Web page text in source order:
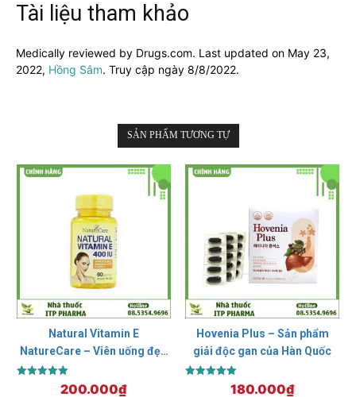
Tài liệu tham khảo
Medically reviewed by Drugs.com. Last updated on May 23,
2022, Hồng Sâm. Truy cập ngày 8/8/2022.
SẢN PHẨM TƯƠNG TỰ
Natural Vitamin E
NatureCare – Viên uống đẹp
da, ngăn ngừa lão hóa
Được xếp200.000₫
Hovenia Plus – Sản phẩm
giải độc gan của Hàn Quốc
Được xếp180.000₫